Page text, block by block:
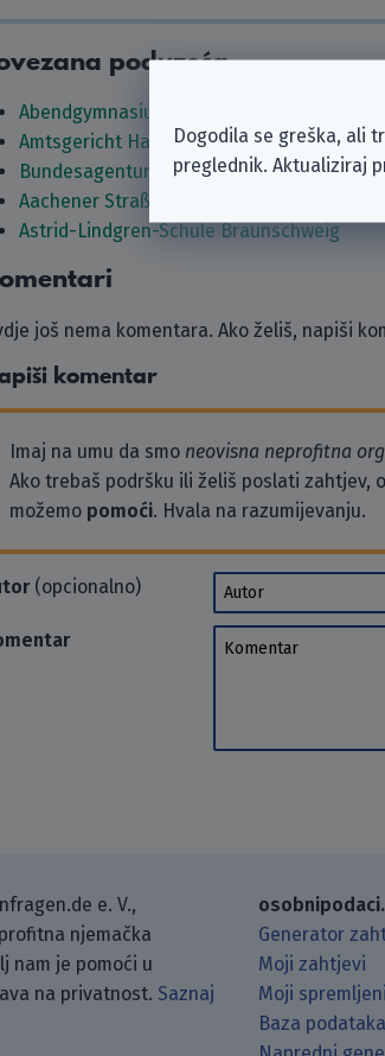
poduzeća
Abendgymnasium Braunschweig
Amtsgericht Hagen
Bundesagentur für Arbeit (BA)
Aachener Straßenbahn- und
Astrid-Lindgren-Schule Braunschweig
još nema komentara. Ako želiš, napiši
komentar
Imaj na umu da smo neovisna neprofitna
Ako trebaš podršku ili želiš poslati zahtjev,
možemo pomoći. Hvala na razumijevanju.
(opcionalno) Autor
Komentar
e. V.,
njemačka
nam je pomoći u
na privatnost. Saznaj
Generator
Moji zahtjevi
Moji
Baza
Dogodila se greška, ali
preglednik. Aktualiziraj